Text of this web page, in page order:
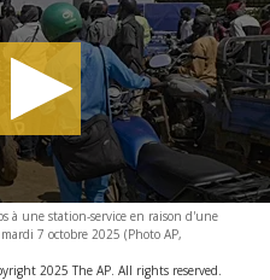
à une station-service en raison d'une
7 octobre 2025 (Photo AP,
2025 The AP. All rights reserved.